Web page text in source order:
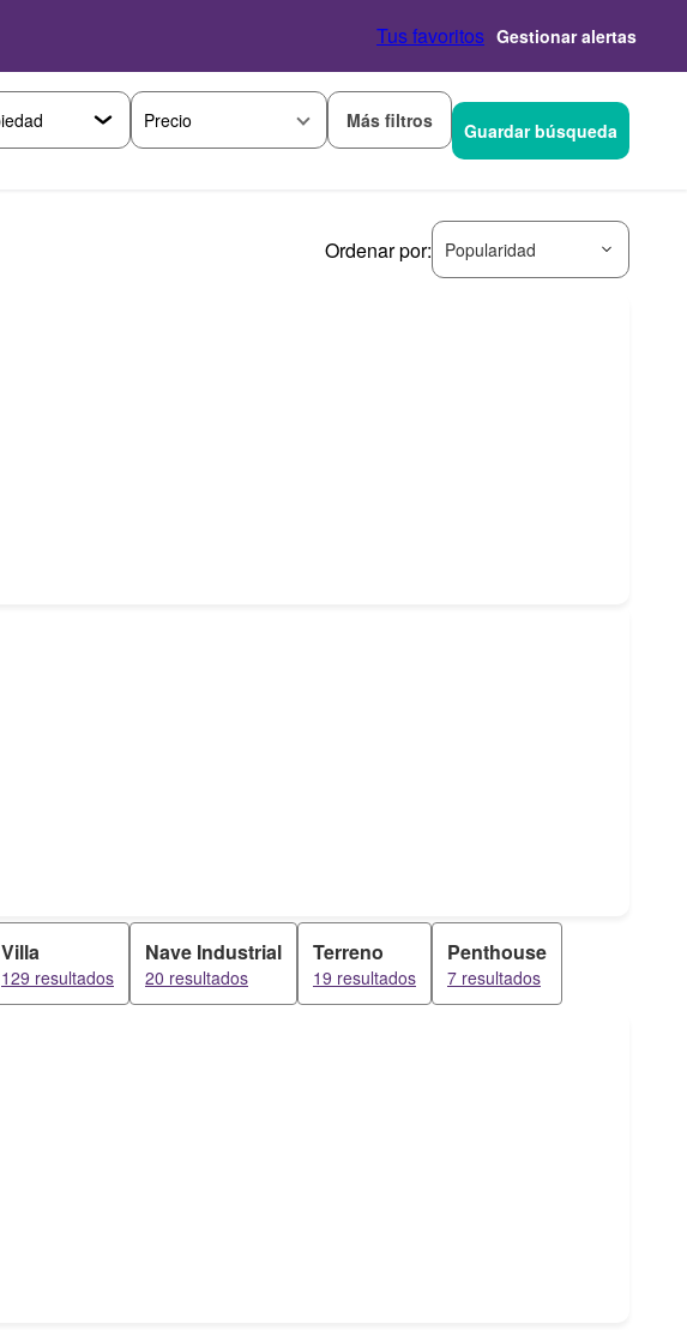
Tus favoritos Gestionar alertas
Precio Más filtros Guardar búsqueda
Ordenar por: Popularidad
Villa
129 resultados
Nave Industrial
20 resultados
Terreno
19 resultados
Penthouse
7 resultados